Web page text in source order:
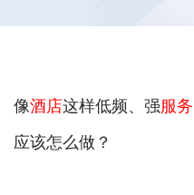
像酒店这样低频、强服务
应该怎么做？